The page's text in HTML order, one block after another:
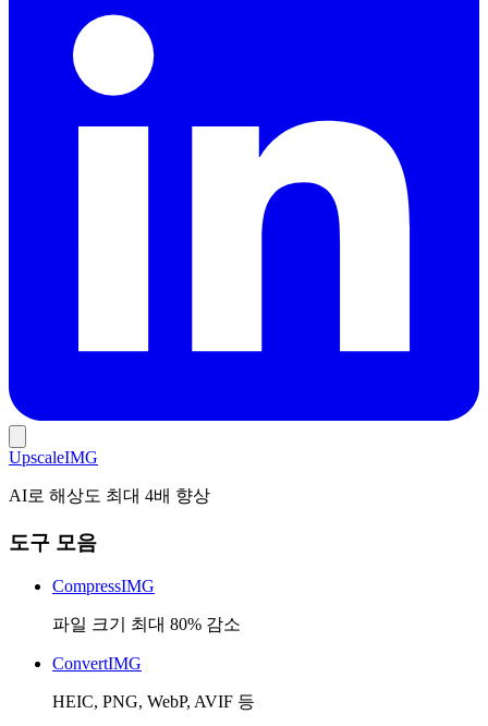
UpscaleIMG
AI로 해상도 최대 4배 향상
도구 모음
CompressIMG
파일 크기 최대 80% 감소
ConvertIMG
HEIC, PNG, WebP, AVIF 등